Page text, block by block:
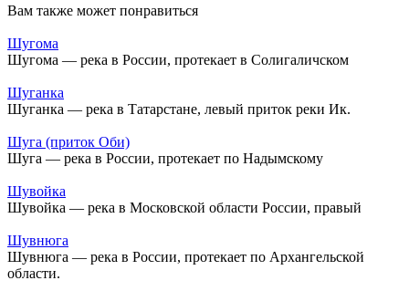
Вам также может понравиться
Шугома
Шугома — река в России, протекает в Солигаличском
Шуганка
Шуганка — река в Татарстане, левый приток реки Ик.
Шуга (приток Оби)
Шуга — река в России, протекает по Надымскому
Шувойка
Шувойка — река в Московской области России, правый
Шувнюга
Шувнюга — река в России, протекает по Архангельской
области.